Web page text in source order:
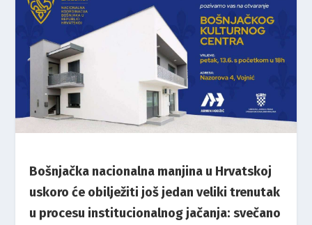
Bošnjačka nacionalna manjina u Hrvatskoj
uskoro će obilježiti još jedan veliki trenutak
u procesu institucionalnog jačanja: svečano